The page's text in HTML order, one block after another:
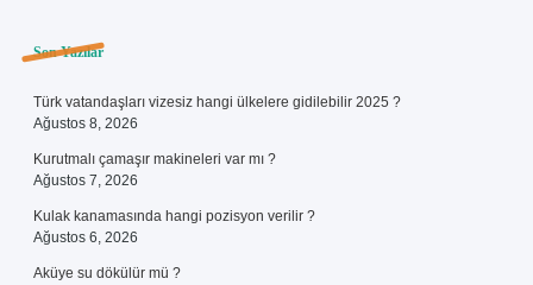
Sidebar
Son Yazılar
Türk vatandaşları vizesiz hangi ülkelere gidilebilir 2025 ?
Ağustos 8, 2026
Kurutmalı çamaşır makineleri var mı ?
Ağustos 7, 2026
Kulak kanamasında hangi pozisyon verilir ?
Ağustos 6, 2026
Aküye su dökülür mü ?